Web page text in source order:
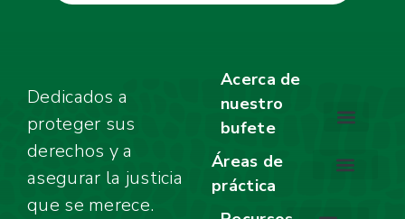
Dedicados a
proteger sus
derechos y a
asegurar la justicia
que se merece.
Acerca de
nuestro
bufete
Áreas de
práctica